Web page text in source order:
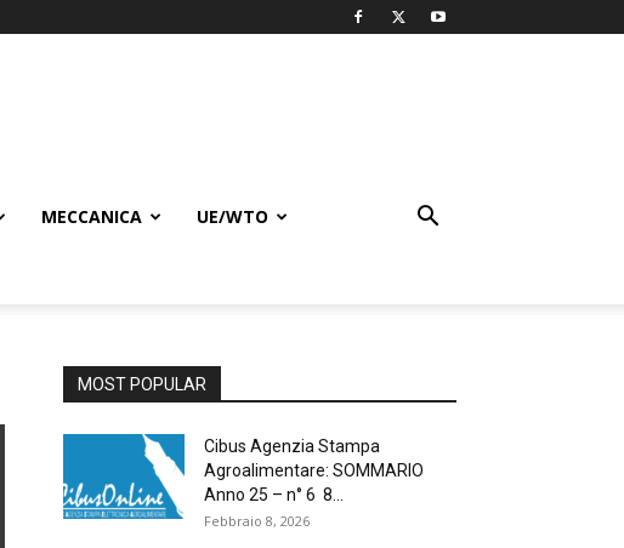
MECCANICA UE/WTO
MOST POPULAR
Cibus Agenzia Stampa
Agroalimentare: SOMMARIO
Anno 25 – n° 6 8...
Febbraio 8, 2026